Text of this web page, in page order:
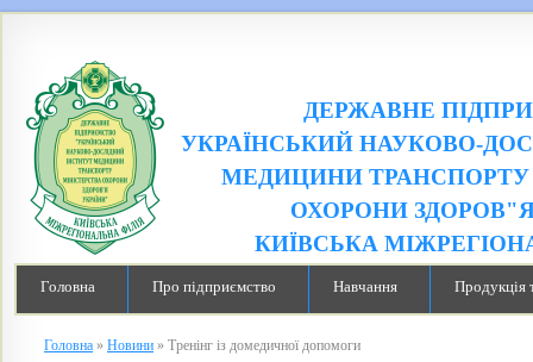
ДЕРЖАВНЕ
УКРАЇНСЬКИЙ НАУКОВО-
МЕДИЦИНИ ТРАНСПОРТУ
ОХОРОНИ
КИЇВСЬКА
Головна Про підприємство Навчання Продукція
Головна » Новини » Тренінг із домедичної допомоги